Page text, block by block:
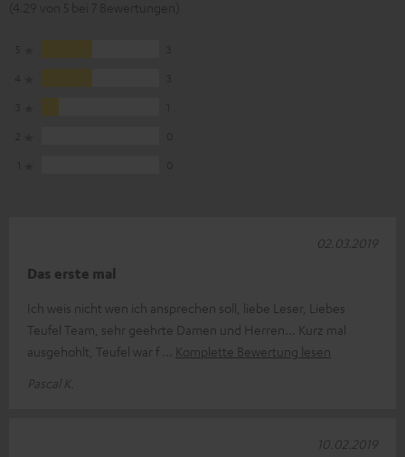
Das erste mal
Ich weis nicht wen ich ansprechen soll, liebe Leser, Liebes
Teufel Team, sehr geehrte Damen und Herren... Kurz mal
ausgehohlt, Teufel war f
Komplette Bewertung lesen
Pascal K.
02.03.2019
10.02.2019